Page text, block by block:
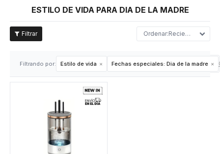
ESTILO DE VIDA PARA DIA DE LA MADRE
Recientes
Filtrando por: Estilo de vida Fechas especiales: Dia de la madre